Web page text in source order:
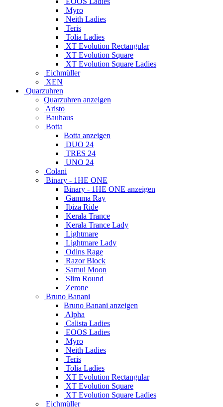
Myro
Neith Ladies
Teris
Tolia Ladies
XT Evolution Rectangular
XT Evolution Square
XT Evolution Square Ladies
Eichmüller
XEN
Quarzuhren
Quarzuhren anzeigen
Aristo
Bauhaus
Botta
Botta anzeigen
DUO 24
TRES 24
UNO 24
Colani
Binary - 1HE ONE
Binary - 1HE ONE anzeigen
Gamma Ray
Ibiza Ride
Kerala Trance
Kerala Trance Lady
Lightmare
Lightmare Lady
Odins Rage
Razor Block
Samui Moon
Slim Round
Zerone
Bruno Banani
Bruno Banani anzeigen
Alpha
Calista Ladies
EOOS Ladies
Myro
Neith Ladies
Teris
Tolia Ladies
XT Evolution Rectangular
XT Evolution Square
XT Evolution Square Ladies
Eichmüller